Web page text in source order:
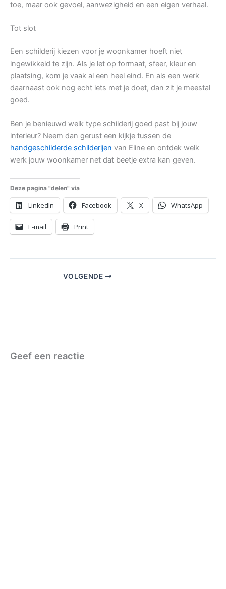
toe, maar ook gevoel, aanwezigheid en een eigen verhaal.
Tot slot
Een schilderij kiezen voor je woonkamer hoeft niet
ingewikkeld te zijn. Als je let op formaat, sfeer, kleur en
plaatsing, kom je vaak al een heel eind. En als een werk
daarnaast ook nog echt iets met je doet, dan zit je meestal
goed.
Ben je benieuwd welk type schilderij goed past bij jouw
interieur? Neem dan gerust een kijkje tussen de
handgeschilderde schilderijen van Eline en ontdek welk
werk jouw woonkamer net dat beetje extra kan geven.
Deze pagina "delen" via
LinkedIn Facebook X WhatsApp
E-mail Print
VOLGENDE
Geef een reactie